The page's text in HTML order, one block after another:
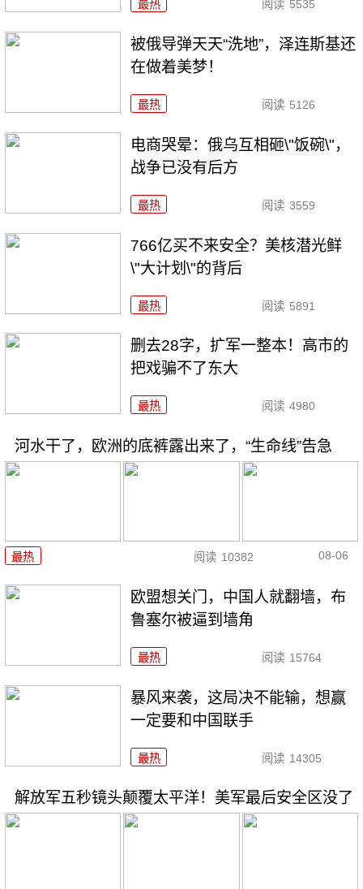
最热 阅读 5535
被俄导弹天天“洗地”，泽连斯基还
在做着美梦！
最热 阅读 5126
电商哭晕：俄乌互相砸\"饭碗\"，
战争已没有后方
最热 阅读 3559
766亿买不来安全？美核潜光鲜
\"大计划\"的背后
最热 阅读 5891
删去28字，扩军一整本！高市的
把戏骗不了东大
最热 阅读 4980
河水干了，欧洲的底裤露出来了，“生命线”告急
最热 阅读 10382 08-06
欧盟想关门，中国人就翻墙，布
鲁塞尔被逼到墙角
最热 阅读 15764
暴风来袭，这局决不能输，想赢
一定要和中国联手
最热 阅读 14305
解放军五秒镜头颠覆太平洋！美军最后安全区没了